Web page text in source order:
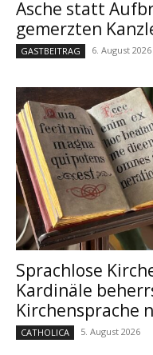
Asche statt
gemerzten
GASTBEITRAG 6. August 2026
Sprachlose
Kardinäle
Kirchensprache
CATHOLICA 5. August 2026